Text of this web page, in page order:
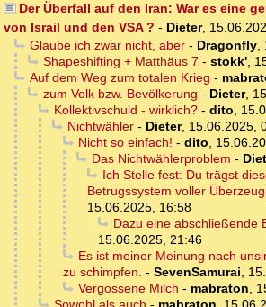
Der Überfall auf den Iran: War es eine
von Israil und den VSA ? - Dieter,
Glaube ich zwar nicht, aber- Dragonfly,
Shapeshifting + Matthäus 7 - stokk',
Auf dem Weg zum totalen Krieg -
zum Volk bzw. Bevölkerung - Dieter,
Kollektivschuld - wirklich?- dito,
Nichtwähler- Dieter, 15.06.2025,
Nicht so einfach! - dito,
Das Nichtwählerproblem -
Ich Stelle fest: Du trägst
Betrugssystem voller
15.06.2025, 16:58
Dazu eine abschließende
15.06.2025, 21:46
Es ist meiner Meinung nach
zu schimpfen. - SevenSamurai,
Vergossene Milch - mabraton,